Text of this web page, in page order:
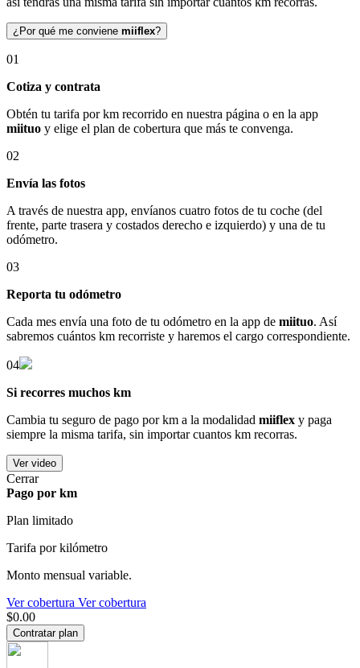
¿Por qué me conviene miiflex?
01
Cotiza y contrata
Obtén tu tarifa por km recorrido en nuestra página o en la app
miituo y elige el plan de cobertura que más te convenga.
02
Envía las fotos
A través de nuestra app, envíanos cuatro fotos de tu coche (del
frente, parte trasera y costados derecho e izquierdo) y una de tu
odómetro.
03
Reporta tu odómetro
Cada mes envía una foto de tu odómetro en la app de miituo. Así
sabremos cuántos km recorriste y haremos el cargo correspondiente.
04
Si recorres muchos km
Cambia tu seguro de pago por km a la modalidad miiflex y paga
siempre la misma tarifa, sin importar cuantos km recorras.
Ver video
Cerrar
Pago por km
Plan limitado
Tarifa por kilómetro
Monto mensual variable.
Ver cobertura Ver cobertura
$0.00
Contratar plan